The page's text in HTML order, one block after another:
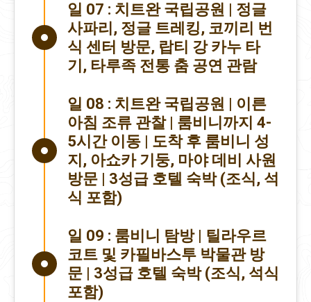
일 07 : 치트완 국립공원 | 정글
사파리, 정글 트레킹, 코끼리 번
식 센터 방문, 랍티 강 카누 타
기, 타루족 전통 춤 공연 관람
일 08 : 치트완 국립공원 | 이른
아침 조류 관찰 | 룸비니까지 4-
5시간 이동 | 도착 후 룸비니 성
지, 아쇼카 기둥, 마야 데비 사원
방문 | 3성급 호텔 숙박 (조식, 석
식 포함)
일 09 : 룸비니 탐방 | 틸라우르
코트 및 카필바스투 박물관 방
문 | 3성급 호텔 숙박 (조식, 석식
포함)